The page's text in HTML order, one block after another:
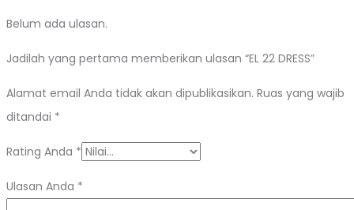
Belum ada ulasan.
Jadilah yang pertama memberikan ulasan “EL 22 DRESS”
Alamat email Anda tidak akan dipublikasikan. Ruas yang wajib
ditandai *
Rating Anda *
Ulasan Anda *